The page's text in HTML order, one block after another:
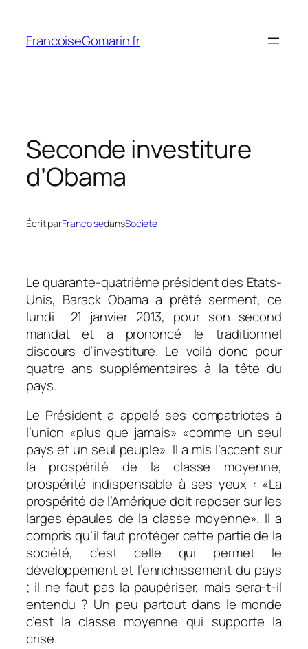
contenu
FrancoiseGomarin.fr
Seconde investiture
d’Obama
Écrit parFrancoisedansSociété
Le quarante-quatrième président des Etats-
Unis, Barack Obama a prêté serment, ce
lundi 21 janvier 2013, pour son second
mandat et a prononcé le traditionnel
discours d’investiture. Le voilà donc pour
quatre ans supplémentaires à la tête du
pays.
Le Président a appelé ses compatriotes à
l’union «plus que jamais» «comme un seul
pays et un seul peuple». Il a mis l’accent sur
la prospérité de la classe moyenne,
prospérité indispensable à ses yeux : «La
prospérité de l’Amérique doit reposer sur les
larges épaules de la classe moyenne». Il a
compris qu’il faut protéger cette partie de la
société, c’est celle qui permet le
développement et l’enrichissement du pays
; il ne faut pas la paupériser, mais sera-t-il
entendu ? Un peu partout dans le monde
c’est la classe moyenne qui supporte la
crise.